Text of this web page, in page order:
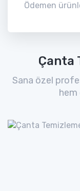
Ödemen
Çanta
Sana özel
hem